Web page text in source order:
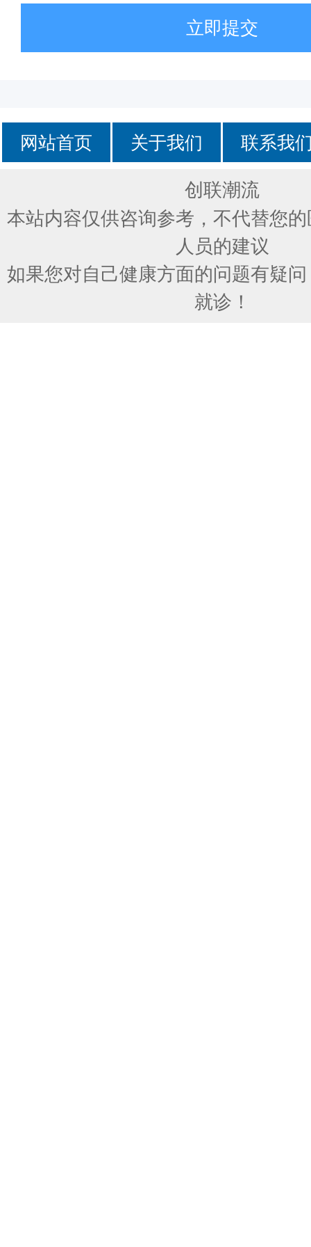
立即提交
网站首页 关于我们 联系我
创联潮流
本站内容仅供咨询参考，不代替您
人员的建议
如果您对自己健康方面的问题有疑
就诊！